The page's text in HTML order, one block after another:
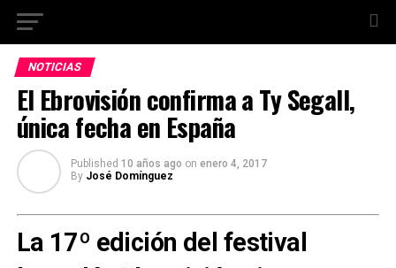
NOTICIAS
El Ebrovisión confirma a Ty Segall,
única fecha en España
Published 10 años ago on enero 4, 2017
By José Domínguez
La 17º edición del festival